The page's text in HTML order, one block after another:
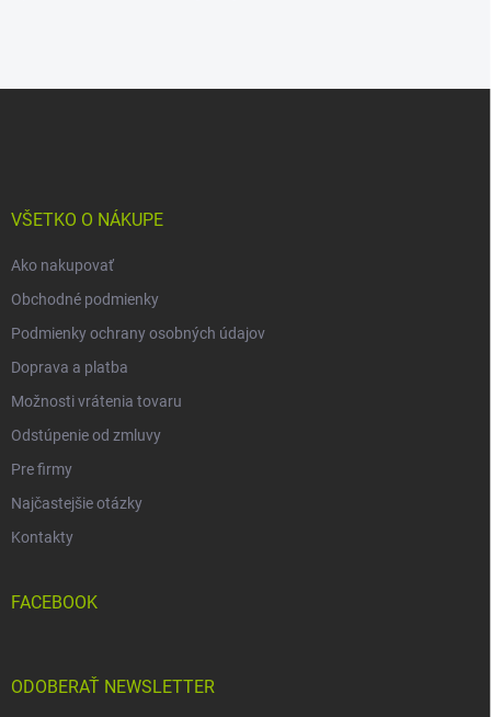
VŠETKO O NÁKUPE
Ako nakupovať
Obchodné podmienky
Podmienky ochrany osobných údajov
Doprava a platba
Možnosti vrátenia tovaru
Odstúpenie od zmluvy
Pre firmy
Najčastejšie otázky
Kontakty
FACEBOOK
ODOBERAŤ NEWSLETTER